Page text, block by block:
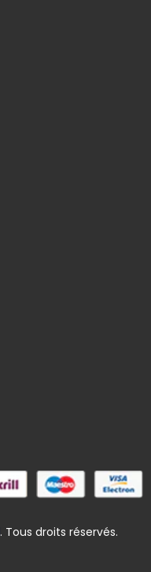
. Tous droits réservés.